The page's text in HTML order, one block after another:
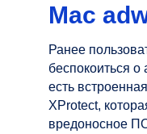
Mac
Ранее
беспокоиться
есть
XProtect,
вредоносное